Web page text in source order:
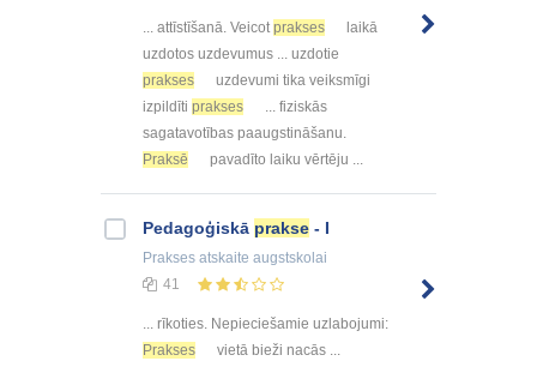
... attīstīšanā. Veicotprakses
laikā
uzdotos uzdevumus ... uzdotie
prakses
uzdevumi tika veiksmīgi
izpildīti prakses
... fiziskās
sagatavotības paaugstināšanu.
Praksē
pavadīto laiku vērtēju ...
Pedagoģiskā prakse - I
Prakses atskaite augstskolai
41
... rīkoties. Nepieciešamie uzlabojumi:
Prakses
vietā bieži nacās ...